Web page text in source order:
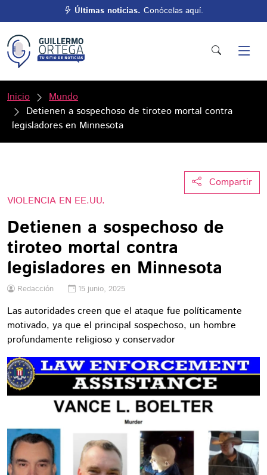
Últimas noticias. Conócelas aquí.
Inicio
Mundo
Detienen a sospechoso de tiroteo mortal contra
legisladores en Minnesota
Compartir
VIOLENCIA EN EE.UU.
Detienen a sospechoso de
tiroteo mortal contra
legisladores en Minnesota
Redacción 15 junio, 2025
Las autoridades creen que el ataque fue políticamente
motivado, ya que el principal sospechoso, un hombre
profundamente religioso y conservador